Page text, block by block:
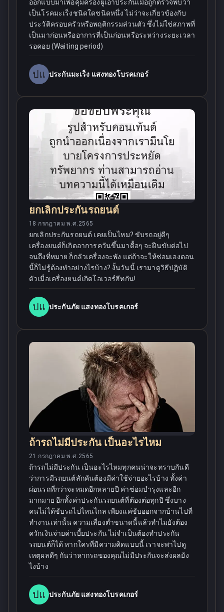
ออกแบบมาเพื่อคุ้มครองผู้เอาประกันเมื่อถูกตรวจพบว่า
เป็นโรคมะเร็งชนิดใดชนิดหนึ่ง ไม่ว่าจะเกี่ยวข้องกับ
ประวัติครอบครัวหรือพฤติกรรมส่วนตัว ซึ่งไม่ใช่สภาพที่
เป็นมาก่อนหรืออาการที่เป็นก่อนหรือระหว่างระยะเวลา
รอคอย (Waiting period)
ปแ ประกันมะเร็ง แสงทองโบรคเกอร์
ยกเลิกประกันรถยนต์
18 กรกฎาคม พ.ศ.2565
ยกเลิกประกันรถยนต์ เคยเป็นไหม? ขับรถอยู่ดีๆ
เครื่องยนต์ก็เกิดอาการควันขึ้นมาดื้อๆ จะฝืนขับต่อไป
จนถึงที่หมาย ก็กลัวเครื่องจะพัง แต่ถ้าจะให้ซ่อมเองตอน
นี้ก็ไม่รู้ต้องทำอย่างไรบ้าง? งั้นวันนี้ เรามาดูวิธีปฏิบัติ
ตัวเมื่อเครื่องยนต์เกิดโอเวอร์ฮีทกัน!
ปแ ประกันภัย แสงทองโบรคเกอร์
ถ้ารถไม่มีประกัน เป็นอะไรไหม
21 กรกฎาคม พ.ศ.2565
ถ้ารถไม่มีประกัน เป็นอะไรไหมทุกคนน่าจะทราบกันดี
ว่าการมีรถยนต์สักคันต้องมีค่าใช้จ่ายอะไรบ้าง ทั้งค่า
ผ่อนรถที่กว่าจะหมดอีกหลายปี ค่าซ่อมบำรุงและอีก
มากมาย อีกทั้งค่าประกันรถยนต์ที่ต้องต่อทุกปี ซึ่งบาง
คนไม่ได้ขับรถไปไหนไกล เพียงแค่ขับออกจากบ้านไปที่
ทำงานเท่านั้น ความเสี่ยงต่ำขนาดนี้แล้วทำไมยังต้อง
ควักเงินจ่ายค่าเบี้ยประกัน ไม่จำเป็นต้องทำประกัน
รถยนต์ก็ได้ หากใครที่มีความคิดแบบนี้ เราจะพาไปดู
เหตุผลดีๆ กันว่าหากรถของคุณไม่มีประกันจะส่งผลยัง
ไงบ้าง
ปแ ประกันภัย แสงทองโบรคเกอร์